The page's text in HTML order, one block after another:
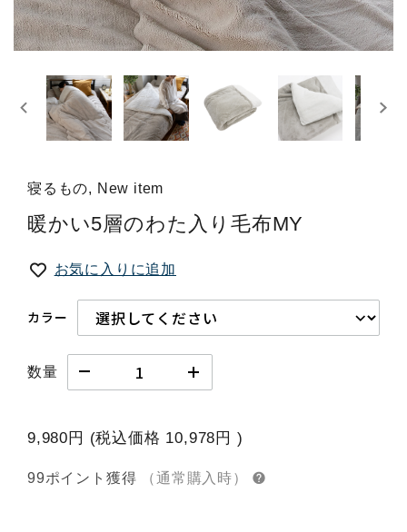
寝るもの, New item
暖かい5層のわた入り毛布MY
お気に入りに追加
カラー
数量
9,980円 (税込価格 10,978円 )
99ポイント獲得 （通常購入時）